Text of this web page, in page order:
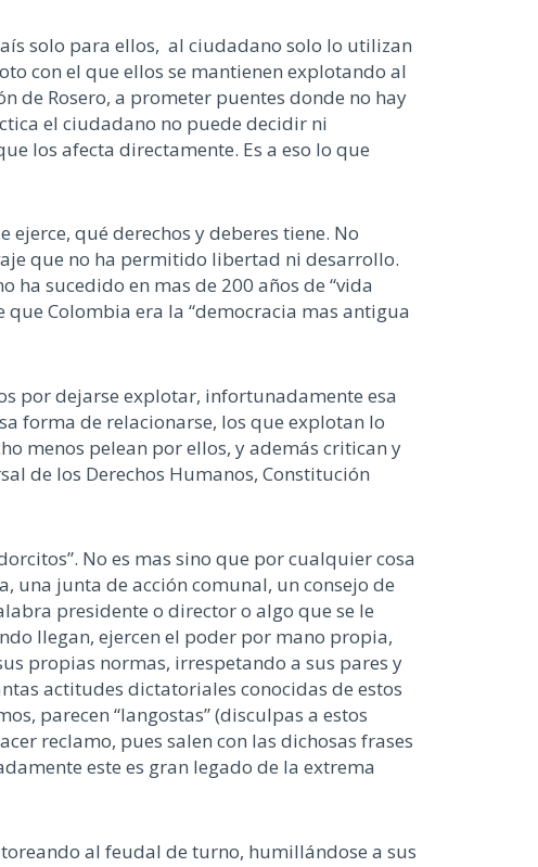
solo para ellos, al ciudadano solo lo utilizan
con el que ellos se mantienen explotando al
de Rosero, a prometer puentes donde no hay
el ciudadano no puede decidir ni
los afecta directamente. Es a eso lo que
qué derechos y deberes tiene. No
que no ha permitido libertad ni desarrollo.
ha sucedido en mas de 200 años de “vida
Colombia era la “democracia mas antigua
por dejarse explotar, infortunadamente esa
forma de relacionarse, los que explotan lo
menos pelean por ellos, y además critican y
de los Derechos Humanos, Constitución
No es mas sino que por cualquier cosa
una junta de acción comunal, un consejo de
presidente o director o algo que se le
llegan, ejercen el poder por mano propia,
propias normas, irrespetando a sus pares y
actitudes dictatoriales conocidas de estos
parecen “langostas” (disculpas a estos
reclamo, pues salen con las dichosas frases
este es gran legado de la extrema
al feudal de turno, humillándose a sus